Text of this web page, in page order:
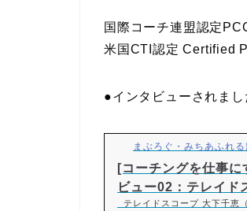
国際コーチ連盟認定
米国CTI認定 Certified
●インタビューされまし
まぶろぐ・みちあふれる
[コーチングを仕事
ビュー02：テレイド
テレイドスコープ 大下千恵